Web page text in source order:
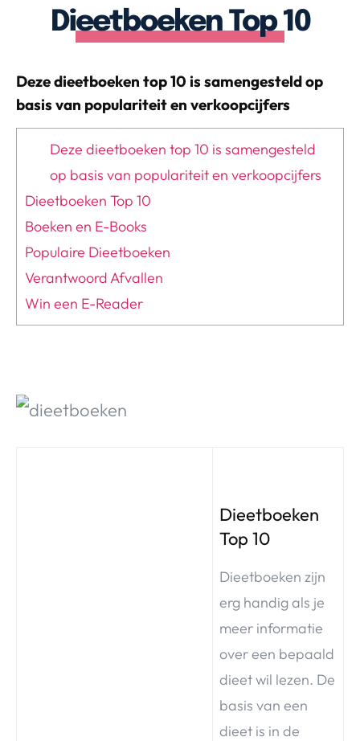
Over Valerie
De Top 5
Dieetboeken Top 10
Deze dieetboeken top 10 is samengesteld op
basis van populariteit en verkoopcijfers
Deze dieetboeken top 10 is samengesteld
op basis van populariteit en verkoopcijfers
Dieetboeken Top 10
Boeken en E-Books
Populaire Dieetboeken
Verantwoord Afvallen
Win een E-Reader
Dieetboeken
Top 10
Dieetboeken zijn
erg handig als je
meer informatie
over een bepaald
dieet wil lezen. De
basis van een
dieet is in de